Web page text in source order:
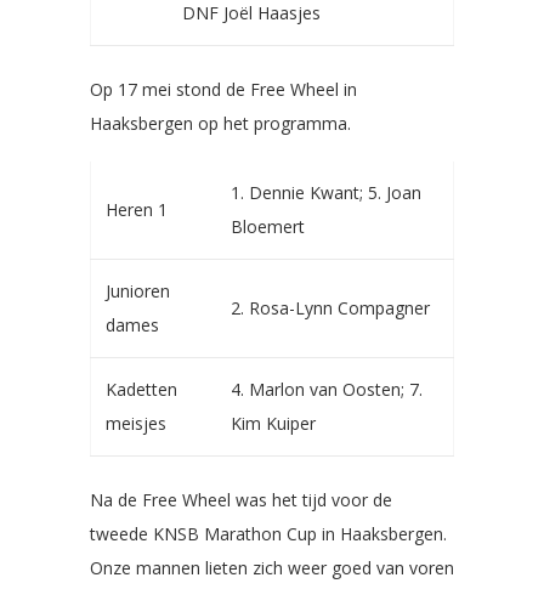
DNF Joël Haasjes
Op 17 mei stond de Free Wheel in
Haaksbergen op het programma.
Heren 1
1. Dennie Kwant; 5. Joan
Bloemert
Junioren
dames
2. Rosa-Lynn Compagner
Kadetten
meisjes
4. Marlon van Oosten; 7.
Kim Kuiper
Na de Free Wheel was het tijd voor de
tweede KNSB Marathon Cup in Haaksbergen.
Onze mannen lieten zich weer goed van voren